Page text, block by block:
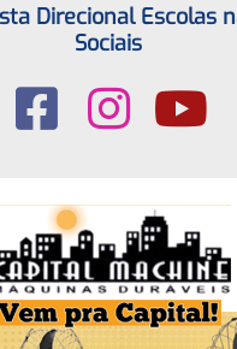
Direcional Escolas
Sociais